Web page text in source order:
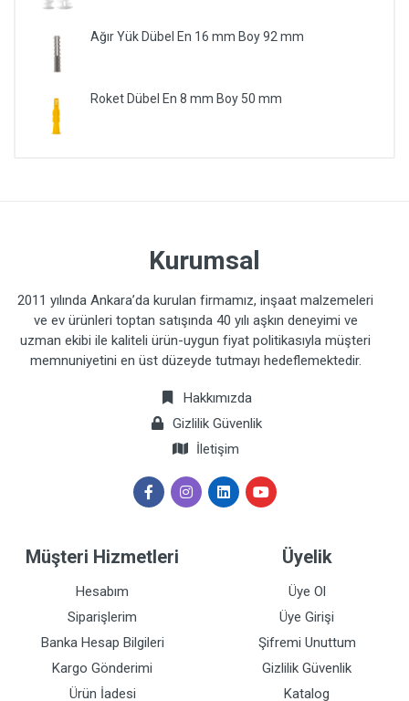
Ağır Yük Dübel En 16 mm Boy 92 mm
Roket Dübel En 8 mm Boy 50 mm
Kurumsal
2011 yılında Ankara’da kurulan firmamız, inşaat malzemeleri
ve ev ürünleri toptan satışında 40 yılı aşkın deneyimi ve
uzman ekibi ile kaliteli ürün-uygun fiyat politikasıyla müşteri
memnuniyetini en üst düzeyde tutmayı hedeflemektedir.
Hakkımızda
Gizlilik Güvenlik
İletişim
Müşteri Hizmetleri
Hesabım
Siparişlerim
Banka Hesap Bilgileri
Kargo Gönderimi
Ürün İadesi
Üyelik
Üye Ol
Üye Girişi
Şifremi Unuttum
Gizlilik Güvenlik
Katalog